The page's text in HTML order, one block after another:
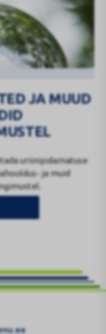
JA MUUD
uriinipidamatuse
ja muid